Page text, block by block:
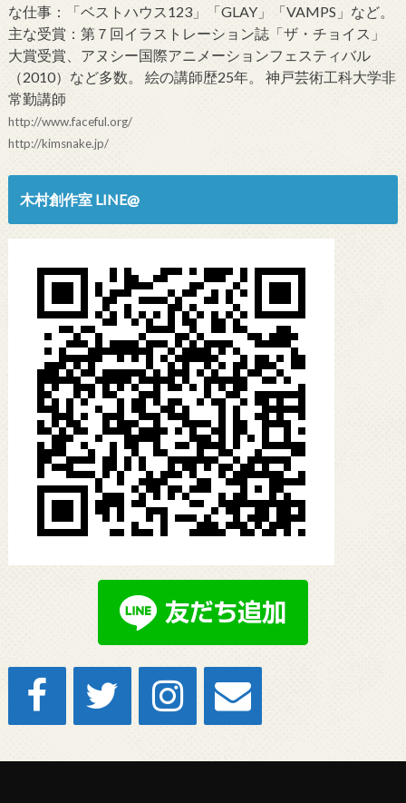
な仕事：「ベストハウス123」「GLAY」「VAMPS」など。
主な受賞：第７回イラストレーション誌「ザ・チョイス」
大賞受賞、アヌシー国際アニメーションフェスティバル
（2010）など多数。 絵の講師歴25年。 神戸芸術工科大学非
常勤講師
http://www.faceful.org/
http://kimsnake.jp/
木村創作室 LINE@